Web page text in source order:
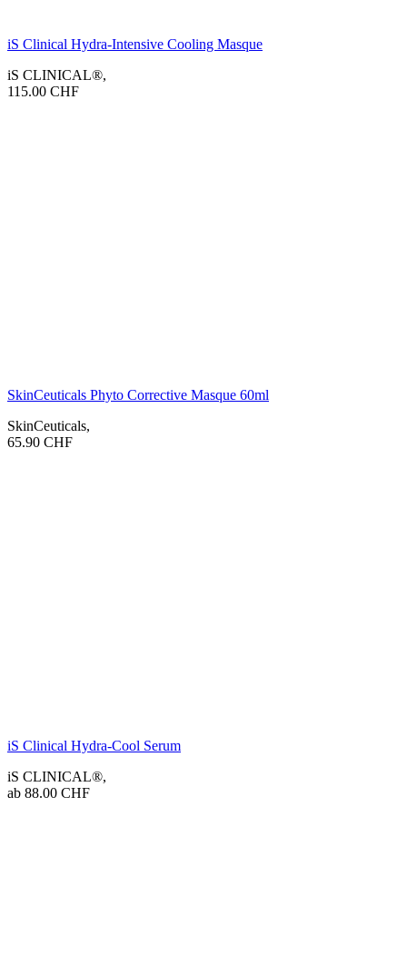
iS Clinical Hydra-Intensive Cooling Masque
iS CLINICAL®,
115.00 CHF
SkinCeuticals Phyto Corrective Masque 60ml
SkinCeuticals,
65.90 CHF
iS Clinical Hydra-Cool Serum
iS CLINICAL®,
ab 88.00 CHF